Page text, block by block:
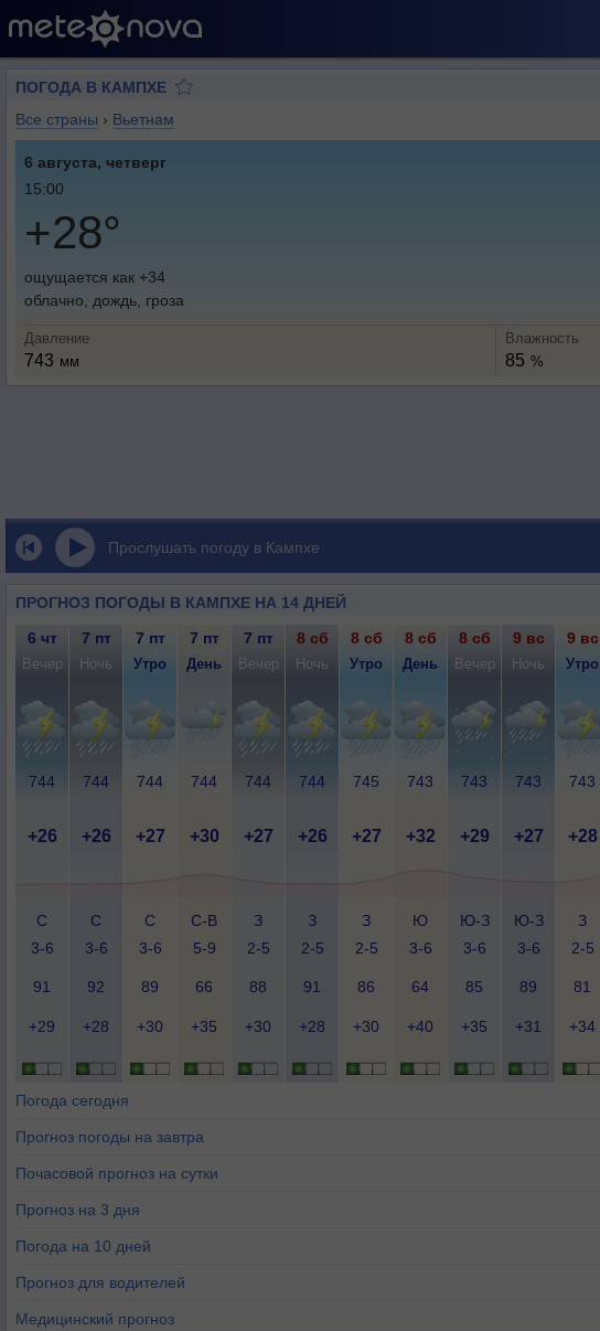
ПОГОДА В КАМПХЕ
Все страны › Вьетнам
6 августа, четверг
15:00
+28°
ощущается как +34
облачно, дождь, гроза
Давление
743 мм
Влажность
85 %
Прослушать погоду в Кампхе
ПРОГНОЗ ПОГОДЫ В КАМПХЕ НА 14 ДНЕЙ
6 чт 7 пт 7 пт 7 пт 7 пт 8 сб 8 сб 8 сб 8 сб 9 вс 9 вс
Вечер Ночь Утро День Вечер Ночь Утро День Вечер Ночь Утро
744 744 744 744 744 744 745 743 743 743 743
+26 +26 +27 +30 +27 +26 +27 +32 +29 +27 +28
С
3-6
С
3-6
С
3-6
С-В
5-9
З
2-5
З
2-5
З
2-5
Ю
3-6
Ю-З
3-6
Ю-З
3-6
З
2-5
91 92 89 66 88 91 86 64 85 89 81
+29 +28 +30 +35 +30 +28 +30 +40 +35 +31 +34
Погода сегодня
Прогноз погоды на завтра
Почасовой прогноз на сутки
Прогноз на 3 дня
Погода на 10 дней
Прогноз для водителей
Медицинский прогноз